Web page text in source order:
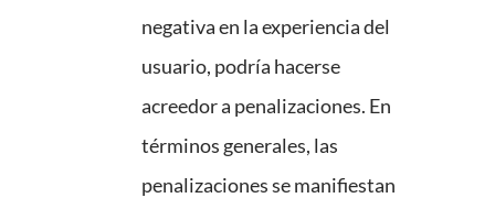
negativa en la experiencia del
usuario, podría hacerse
acreedor a penalizaciones. En
términos generales, las
penalizaciones se manifiestan